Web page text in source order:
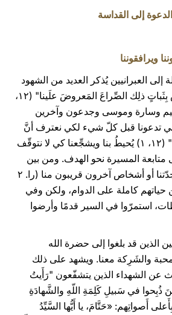
الدعوة إلى القداسة
ويرافقوننا
إلى العبرانيين يُذكر العديد من الشهود
الذين يُشجّعوننا "لنَخُض بِثَباتٍ ذلِك الصِّراعَ المَعروضَ علَينا" (١۲،
وسارة وموسى وجدعون وآخرين
(را. عب ۱۱) فهي تدعونا قبل كلّ شيء لكي نعترف أنَّ
"جَمًّا غَفيرًا مِنَ الشُّهود" (١۲، ۱) يُحيطُ بنا ويشجِّعنا كي لا نتوقّف
متابعة المسيرة نحو الهدف. ومن بين
هؤلاء قد تكون أمُّنا أو جدّتنا أو أشخاص آخرون قريبون منا (را. ۲
تكن حياتهم كاملة على الدوام، ولكن وفي
استمرّوا في السير قدمًا وأرضوا
الذين قد بلغوا إلى حضرة الله
والشَرِكة معنا. ويشهد على ذلك
عن الشهداء الذين يتشفّعون "رَأَيتُ
ذُبِحوا في سَبيلِ كَلِمَةِ اللّهِ والشَّهادَةِ
أَصواتِهم: «حَتَّامَ، يا أَيُّها السَّيِّدُ